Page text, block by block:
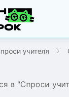
учителя
в "Спроси